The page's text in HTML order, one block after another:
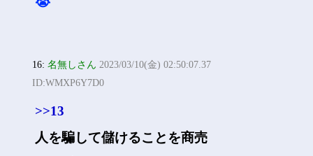
16:名無しさん 2023/03/10(金) 02:50:07.37
ID:WMXP6Y7D0
>>13
人を騙して儲けることを商売